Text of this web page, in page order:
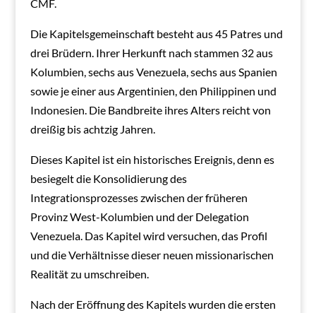
CMF.
Die Kapitelsgemeinschaft besteht aus 45 Patres und
drei Brüdern. Ihrer Herkunft nach stammen 32 aus
Kolumbien, sechs aus Venezuela, sechs aus Spanien
sowie je einer aus Argentinien, den Philippinen und
Indonesien. Die Bandbreite ihres Alters reicht von
dreißig bis achtzig Jahren.
Dieses Kapitel ist ein historisches Ereignis, denn es
besiegelt die Konsolidierung des
Integrationsprozesses zwischen der früheren
Provinz West-Kolumbien und der Delegation
Venezuela. Das Kapitel wird versuchen, das Profil
und die Verhältnisse dieser neuen missionarischen
Realität zu umschreiben.
Nach der Eröffnung des Kapitels wurden die ersten